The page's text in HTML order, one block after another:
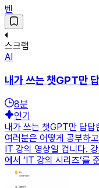
벤
스크랩
AI
내가 쓰는 챗GPT만
8분
인기
내가 쓰는 챗GPT만 답답
여러분은 어떻게 공부하
IT 강의 영상일 겁니다.
에서 ‘IT 강의 시리즈’를